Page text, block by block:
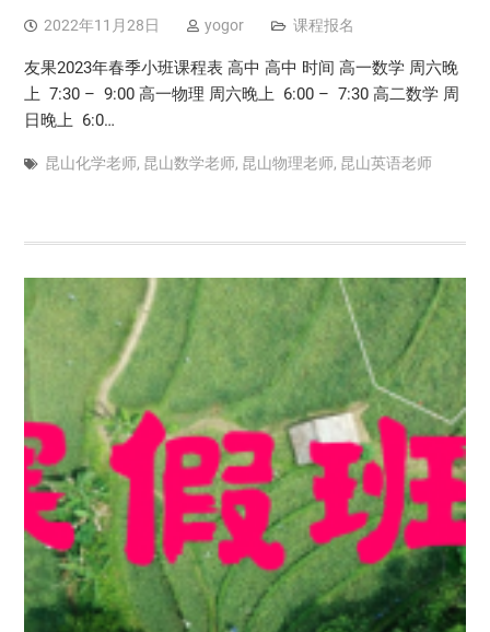
2022年11月28日 yogor 课程报名
友果2023年春季小班课程表 高中 高中 时间 高一数学 周六晚
上 7:30 – 9:00 高一物理 周六晚上 6:00 – 7:30 高二数学 周
日晚上 6:0…
昆山化学老师, 昆山数学老师, 昆山物理老师, 昆山英语老师